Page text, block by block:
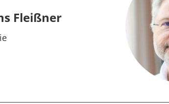
Fleißner